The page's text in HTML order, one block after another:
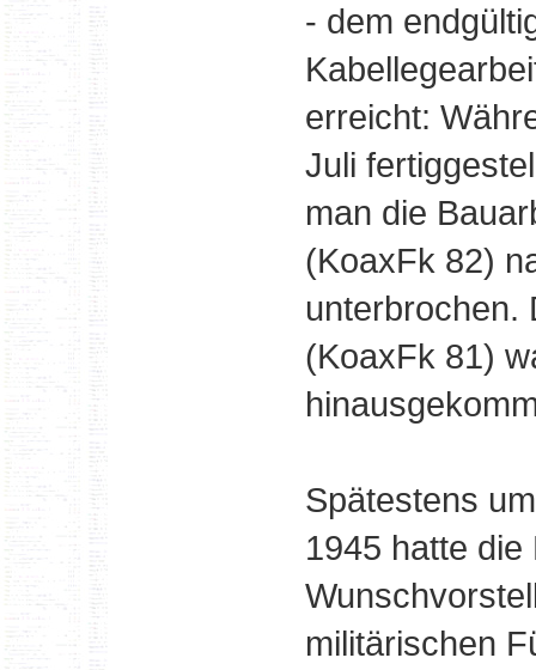
- dem
erreicht:
Juli
man die
(KoaxFk 82)
unterbrochen.
(KoaxFk 81)
Spätestens
1945 hatte die
militärischen